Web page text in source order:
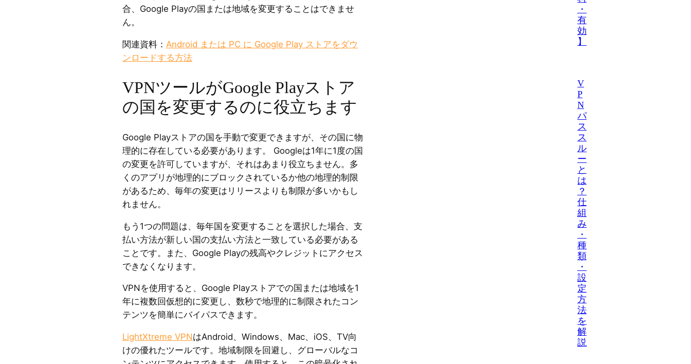
合、Google Playの国または地域を変更することはできませ
ん。
関連資料： Android または PC に Google Play ストアをダウ
ンロードする方法
VPNツールがGoogle Playストア
の国を変更するのに役立ちます
Google Playストアの国を手動で変更できますが、その国に物
理的に存在している必要があります。 Googleは1年に1度の国
の変更を許可していますが、それはあまり役立ちません。多
くのアプリが地理的にブロックされているか他の地理的制限
があるため、毎年の変更はリリースよりも制限が多いかもし
れません。
もう1つの問題は、毎年国を変更することを選択した場合、支
払い方法が新しい国の支払い方法と一致している必要がある
ことです。また、Google Playの残高やクレジットにアクセス
できなくなります。
VPNを使用すると、Google Playストアでの国または地域を1
年に複数回仮想的に変更し、数秒で地理的に制限されたコン
テンツを簡単にバイパスできます。
LightXtreme VPNはAndroid、Windows、Mac、iOS、TV向
けの優れたツールです。地域制限を回避し、グローバルなコ
・
有
効
】
V
P
N
パ
ス
ス
ル
ー
と
は
？
仕
組
み
・
種
類
・
設
定
方
法
を
解
説